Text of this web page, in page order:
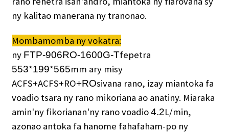
ny kalitao manerana ny tranonao.
Mombamomba ny vokatra:
ny FTP-906RO-1600G-Tfepetra
553*199*565mm ary misy
ACFS+ACFS+RO+ROsivana rano, izay miantoka fa
voadio tsara ny rano mikoriana ao anatiny. Miaraka
amin'ny fikorianan'ny rano voadio4.2L/min,
azonao antoka fa hanome fahafaham-po ny